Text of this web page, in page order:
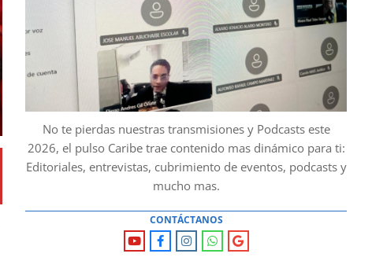
No te pierdas nuestras transmisiones y Podcasts este
2026, el pulso Caribe trae contenido mas dinámico para ti:
Editoriales, entrevistas, cubrimiento de eventos, podcasts y
mucho mas.
CONTÁCTANOS